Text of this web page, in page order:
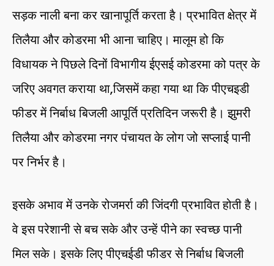
सड़क नाली बना कर खानापूर्ति करता है। प्रभावित क्षेत्र में
तिलैया और कोडरमा भी आना चाहिए। मालूम हो कि
विधायक ने पिछले दिनों विभागीय ईएसई कोडरमा को पत्र के
जरिए अवगत कराया था,जिसमें कहा गया था कि पीएचइडी
फीडर में निर्बाध बिजली आपूर्ति प्रतिदिन जरूरी है। झुमरी
तिलैया और कोडरमा नगर पंचायत के लोग जो सप्लाई पानी
पर निर्भर है।
इसके अभाव में उनके रोजमर्रा की जिंदगी प्रभावित होती है।
वे इस परेशानी से बच सके और उन्हें पीने का स्वच्छ पानी
मिल सके। इसके लिए पीएचईडी फीडर से निर्बाध बिजली